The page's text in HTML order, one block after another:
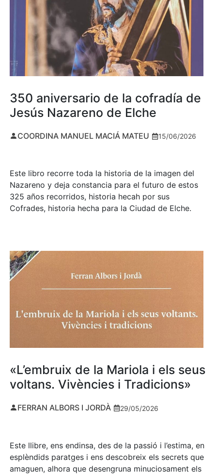
350 aniversario de la cofradía de
Jesús Nazareno de Elche
COORDINA MANUEL MACIÁ MATEU 15/06/2026
Este libro recorre toda la historia de la imagen del
Nazareno y deja constancia para el futuro de estos
325 años recorridos, historia hecah por sus
Cofrades, historia hecha para la Ciudad de Elche.
«L’embruix de la Mariola i els seus
voltans. Vivències i Tradicions»
FERRAN ALBORS I JORDÀ 29/05/2026
Este llibre, ens endinsa, des de la passió i l’estima, en
esplèndids paratges i ens descobreix els secrets que
amaguen, alhora que desengruna minuciosament els